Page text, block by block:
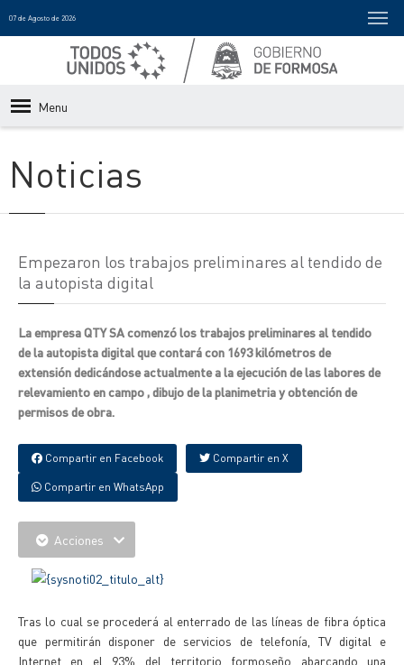
07 de Agosto de 2026
Menu
Noticias
Empezaron los trabajos preliminares al tendido de
la autopista digital
La empresa QTY SA comenzó los trabajos preliminares al tendido
de la autopista digital que contará con 1693 kilómetros de
extensión dedicándose actualmente a la ejecución de las labores de
relevamiento en campo , dibujo de la planimetria y obtención de
permisos de obra.
Compartir en Facebook Compartir en X
Compartir en WhatsApp
Acciones
Tras lo cual se procederá al enterrado de las líneas de fibra óptica
que permitirán disponer de servicios de telefonía, TV digital e
Internet en el 93% del territorio formoseño abarcando una